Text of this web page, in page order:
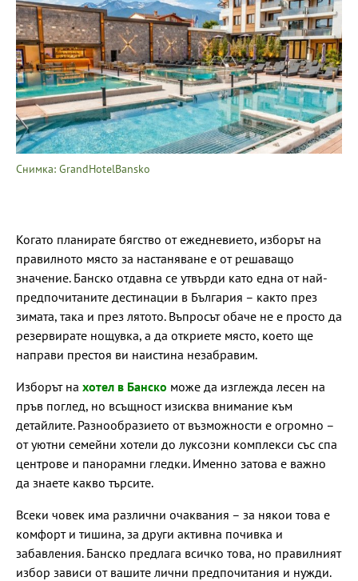
Снимка: GrandHotelBansko
Когато планирате бягство от ежедневието, изборът на
правилното място за настаняване е от решаващо
значение. Банско отдавна се утвърди като една от най-
предпочитаните дестинации в България – както през
зимата, така и през лятото. Въпросът обаче не е просто да
резервирате нощувка, а да откриете място, което ще
направи престоя ви наистина незабравим.
Изборът на хотел в Банско може да изглежда лесен на
пръв поглед, но всъщност изисква внимание към
детайлите. Разнообразието от възможности е огромно –
от уютни семейни хотели до луксозни комплекси със спа
центрове и панорамни гледки. Именно затова е важно
да знаете какво търсите.
Всеки човек има различни очаквания – за някои това е
комфорт и тишина, за други активна почивка и
забавления. Банско предлага всичко това, но правилният
избор зависи от вашите лични предпочитания и нужди.